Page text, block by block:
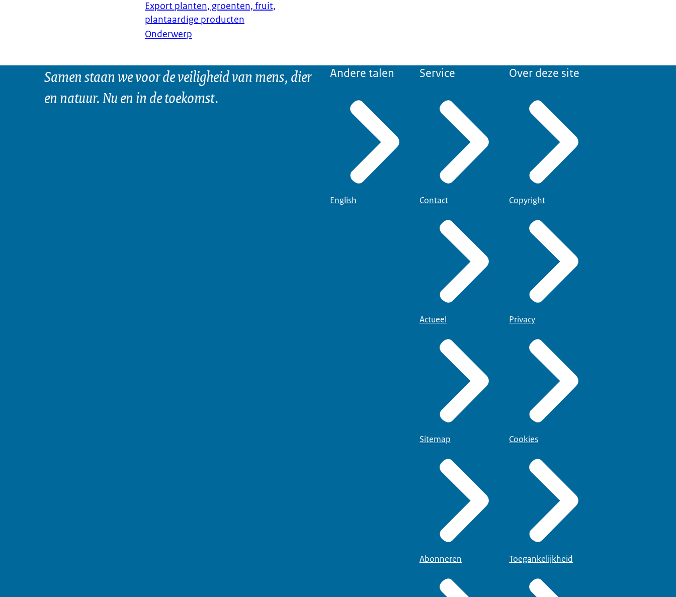
Export planten, groenten, fruit,
plantaardige producten
Onderwerp
Samen staan we voor de veiligheid van mens, dier
en natuur. Nu en in de toekomst.
Andere talen
English
Service
Contact
Actueel
Sitemap
Abonneren
Over deze site
Copyright
Privacy
Cookies
Toegankelijkheid